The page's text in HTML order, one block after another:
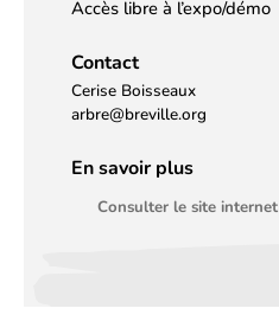
Accès libre à l’expo/démo
Contact
Cerise Boisseaux
arbre@breville.org
En savoir plus
Consulter le site internet